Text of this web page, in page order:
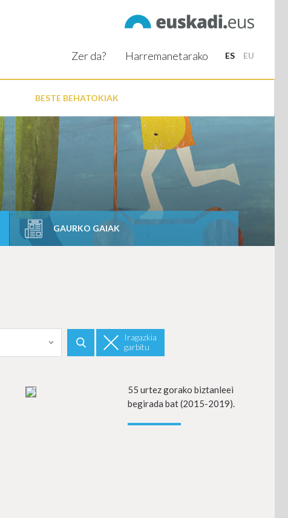
ES EU
BESTE BEHATOKIAK
Zer da? Harremanetarako
GAURKO GAIAK
Iragazkia
garbitu
gehiago
55 urtez gorako biztanleei
begirada bat (2015-2019).